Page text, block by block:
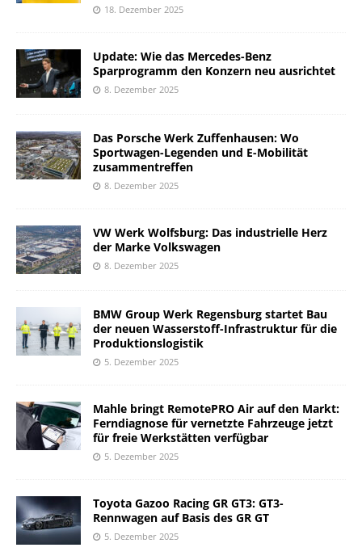
18. Dezember 2025
Update: Wie das Mercedes-Benz
Sparprogramm den Konzern neu ausrichtet
8. Dezember 2025
Das Porsche Werk Zuffenhausen: Wo
Sportwagen-Legenden und E-Mobilität
zusammentreffen
8. Dezember 2025
VW Werk Wolfsburg: Das industrielle Herz
der Marke Volkswagen
8. Dezember 2025
BMW Group Werk Regensburg startet Bau
der neuen Wasserstoff-Infrastruktur für die
Produktionslogistik
5. Dezember 2025
Mahle bringt RemotePRO Air auf den Markt:
Ferndiagnose für vernetzte Fahrzeuge jetzt
für freie Werkstätten verfügbar
5. Dezember 2025
Toyota Gazoo Racing GR GT3: GT3-
Rennwagen auf Basis des GR GT
5. Dezember 2025